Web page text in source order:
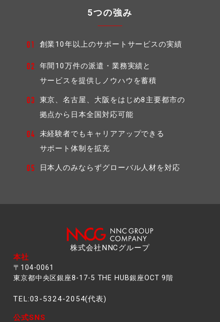
5つの強み
01 創業10年以上のサポートサービスの実績
02
年間10万件の派遣・業務実績と
サービスを提供しノウハウを蓄積
03
東京、名古屋、大阪をはじめ8主要都市の
拠点から⽇本全国対応可能
04
未経験者でもキャリアアップできる
サポート体制を拡充
05 日本人のみならずグローバル人材を対応
株式会社NNCグループ
本社
〒104-0061
東京都中央区銀座8-17-5 THE HUB銀座OCT 9階
TEL:03-5324-2054(代表)
公式SNS